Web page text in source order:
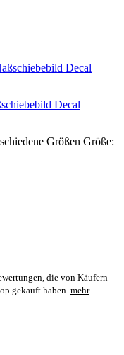
Decal
Größen Größe:
die von Käufern
gekauft haben. mehr